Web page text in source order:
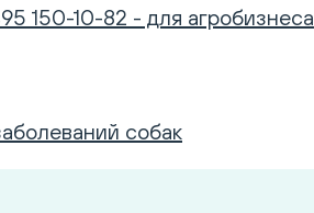
150-10-82 - для агробизнеса
собак